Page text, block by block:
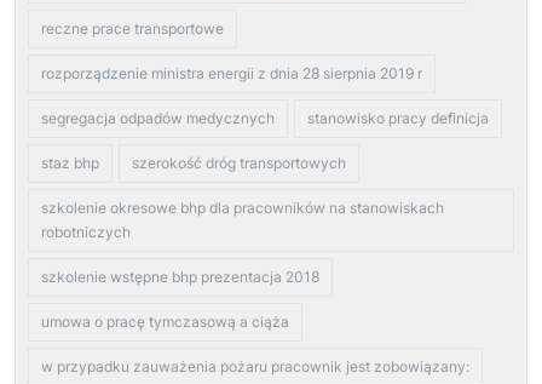
reczne prace transportowe
rozporządzenie ministra energii z dnia 28 sierpnia 2019 r
segregacja odpadów medycznych stanowisko pracy definicja
staz bhp szerokość dróg transportowych
szkolenie okresowe bhp dla pracowników na stanowiskach
robotniczych
szkolenie wstępne bhp prezentacja 2018
umowa o pracę tymczasową a ciąża
w przypadku zauważenia pożaru pracownik jest zobowiązany: